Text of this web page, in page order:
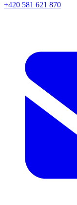
+420 581 621 870